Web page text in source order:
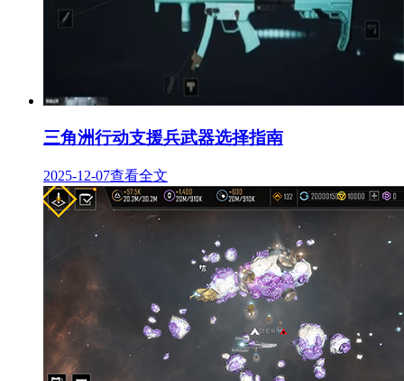
三角洲行动支援兵武器选择指南
2025-12-07查看全文